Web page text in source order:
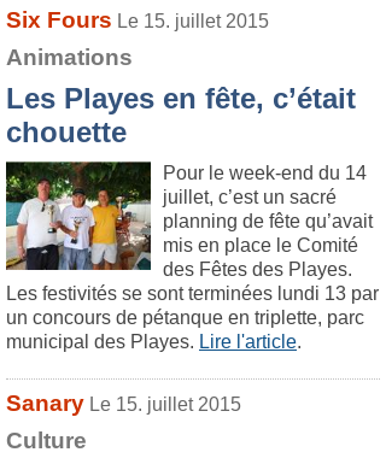
Six Fours Le 15. juillet 2015
Animations
Les Playes en fête, c’était
chouette
Pour le week-end du 14
juillet, c’est un sacré
planning de fête qu’avait
mis en place le Comité
des Fêtes des Playes.
Les festivités se sont terminées lundi 13 par
un concours de pétanque en triplette, parc
municipal des Playes. Lire l'article.
Sanary Le 15. juillet 2015
Culture